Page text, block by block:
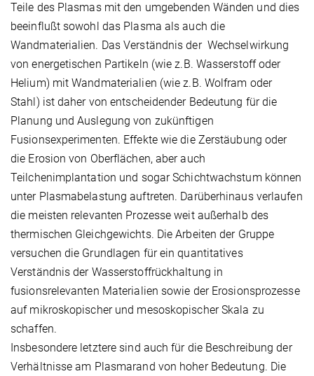
Teile des Plasmas mit den umgebenden Wänden und dies
beeinflußt sowohl das Plasma als auch die
Wandmaterialien. Das Verständnis der Wechselwirkung
von energetischen Partikeln (wie z.B. Wasserstoff oder
Helium) mit Wandmaterialien (wie z.B. Wolfram oder
Stahl) ist daher von entscheidender Bedeutung für die
Planung und Auslegung von zukünftigen
Fusionsexperimenten. Effekte wie die Zerstäubung oder
die Erosion von Oberflächen, aber auch
Teilchenimplantation und sogar Schichtwachstum können
unter Plasmabelastung auftreten. Darüberhinaus verlaufen
die meisten relevanten Prozesse weit außerhalb des
thermischen Gleichgewichts. Die Arbeiten der Gruppe
versuchen die Grundlagen für ein quantitatives
Verständnis der Wasserstoffrückhaltung in
fusionsrelevanten Materialien sowie der Erosionsprozesse
auf mikroskopischer und mesoskopischer Skala zu
schaffen.
Insbesondere letztere sind auch für die Beschreibung der
Verhältnisse am Plasmarand von hoher Bedeutung. Die